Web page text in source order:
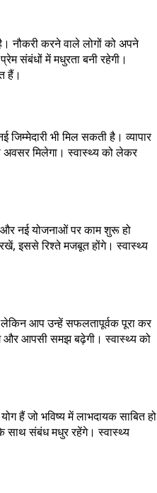
नौकरी करने वाले लोगों को अपने
संबंधों में मधुरता बनी रहेगी।
हैं।
भी मिल सकती है। व्यापार
अवसर मिलेगा। स्वास्थ्य को लेकर
और नई योजनाओं पर काम शुरू हो
इससे रिश्ते मजबूत होंगे। स्वास्थ्य
लेकिन आप उन्हें सफलतापूर्वक पूरा कर
और आपसी समझ बढ़ेगी। स्वास्थ्य को
हैं जो भविष्य में लाभदायक साबित हो
साथ संबंध मधुर रहेंगे। स्वास्थ्य